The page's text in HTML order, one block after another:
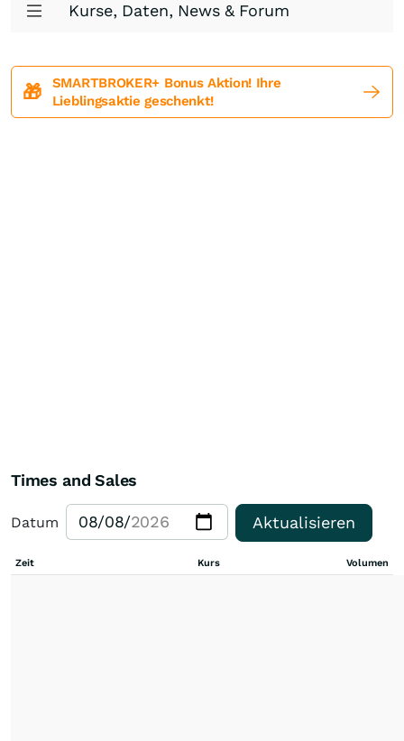
Kurse, Daten, News & Forum
🎁
SMARTBROKER+ Bonus Aktion! Ihre
Lieblingsaktie geschenkt!
Times and Sales
Datum Aktualisieren
Zeit Kurs Volumen